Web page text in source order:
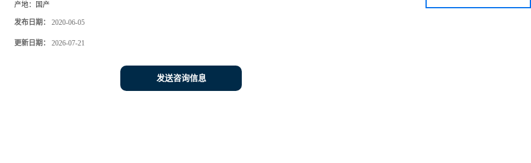
产地：
国产
发布日期： 2020-06-05
更新日期： 2026-07-21
发送咨询信息